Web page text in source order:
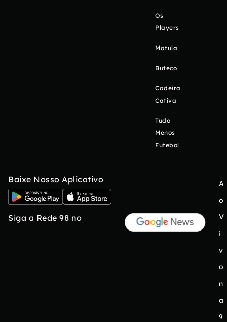
Os
Players
Matula
Buteco
Cadeira
Cativa
Tudo
Menos
Futebol
Baixe Nosso Aplicativo
Siga a Rede 98 no
A
o
V
i
v
o
n
a
9